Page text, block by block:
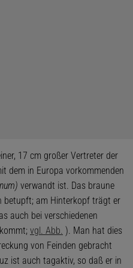
17 cm großer Vertreter der
dem in Europa vorkommenden
verwandt ist. Das braune
betupft; am Hinterkopf trägt er
auch bei verschiedenen
vgl. Abb. ). Man hat dies
von Feinden gebracht
ist auch tagaktiv, so daß er in